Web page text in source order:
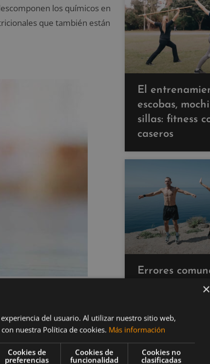
los químicos en
que también están
que, al consumirlos
El
escobas,
sillas: fitness
caseros
Errores
hacer cardio
resultados
×
del usuario. Al utilizar nuestro sitio web,
nuestra Política de cookies. Más información
Cookies de
preferencias
Cookies de
funcionalidad
Cookies no
clasificadas